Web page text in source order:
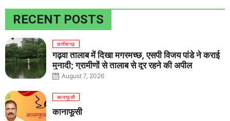
RECENT POSTS
छत्तीसगढ़
गढ़वा तालाब में दिखा मगरमच्छ, एसपी विजय पांडे ने कराई
मुनादी; ग्रामीणों से तालाब से दूर रहने की अपील
August 7, 2026
कानाफूसी
कानाफूसी